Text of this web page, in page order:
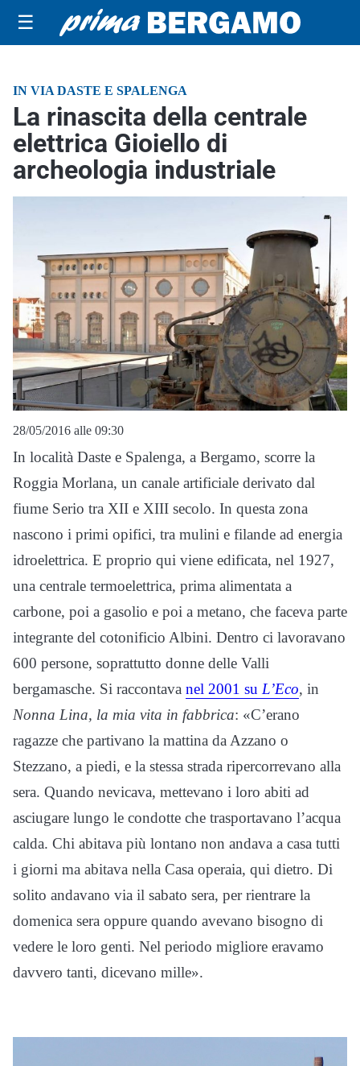
☰
IN VIA DASTE E SPALENGA
La rinascita della centrale
elettrica Gioiello di
archeologia industriale
28/05/2016 alle 09:30
In località Daste e Spalenga, a Bergamo, scorre la
Roggia Morlana, un canale artificiale derivato dal
fiume Serio tra XII e XIII secolo. In questa zona
nascono i primi opifici, tra mulini e filande ad energia
idroelettrica. E proprio qui viene edificata, nel 1927,
una centrale termoelettrica, prima alimentata a
carbone, poi a gasolio e poi a metano, che faceva parte
integrante del cotonificio Albini. Dentro ci lavoravano
600 persone, soprattutto donne delle Valli
bergamasche. Si raccontava nel 2001 su L’Eco, in
Nonna Lina, la mia vita in fabbrica: «C’erano
ragazze che partivano la mattina da Azzano o
Stezzano, a piedi, e la stessa strada ripercorrevano alla
sera. Quando nevicava, mettevano i loro abiti ad
asciugare lungo le condotte che trasportavano l’acqua
calda. Chi abitava più lontano non andava a casa tutti
i giorni ma abitava nella Casa operaia, qui dietro. Di
solito andavano via il sabato sera, per rientrare la
domenica sera oppure quando avevano bisogno di
vedere le loro genti. Nel periodo migliore eravamo
davvero tanti, dicevano mille».